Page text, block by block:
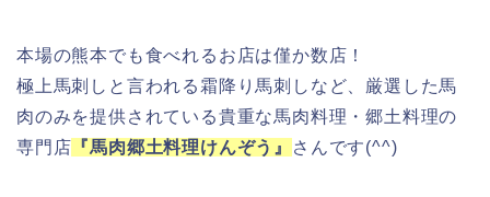
本場の熊本でも食べれるお店は僅か数店！
極上馬刺しと言われる霜降り馬刺しなど、厳選した馬
肉のみを提供されている貴重な馬肉料理・郷土料理の
専門店 『馬肉郷土料理けんぞう』 さんです(^^)